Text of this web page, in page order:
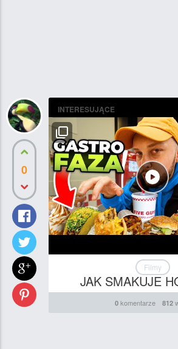
0
INTERESUJĄCE
Filmy
JAK SMAKUJE
0 komentarze 812